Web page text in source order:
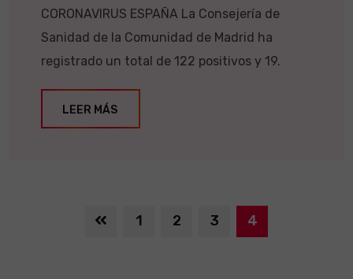
CORONAVIRUS ESPAÑA La Consejería de
Sanidad de la Comunidad de Madrid ha
registrado un total de 122 positivos y 19.
LEER MÁS
1 2 3 4